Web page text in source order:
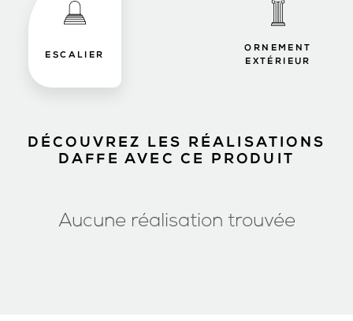
ESCALIER
ORNEMENT
EXTÉRIEUR
DÉCOUVREZ LES RÉALISATIONS
DAFFE AVEC CE PRODUIT
Aucune réalisation trouvée